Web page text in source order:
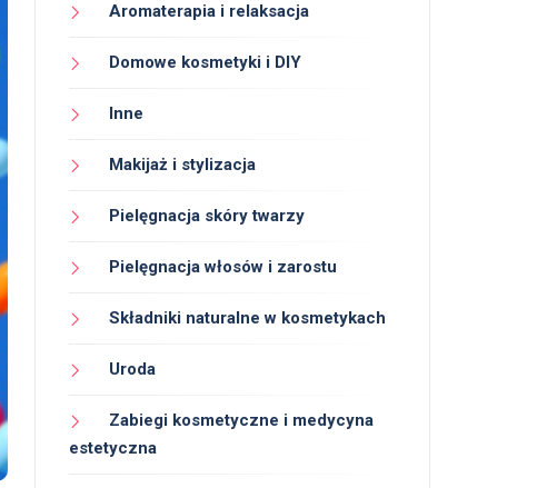
Aromaterapia i relaksacja
Domowe kosmetyki i DIY
Inne
Makijaż i stylizacja
Pielęgnacja skóry twarzy
Pielęgnacja włosów i zarostu
Składniki naturalne w kosmetykach
Uroda
Zabiegi kosmetyczne i medycyna
estetyczna